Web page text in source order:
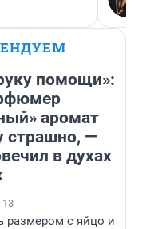
помощи»:
аромат
страшно, —
в духах
13
размером с яйцо и